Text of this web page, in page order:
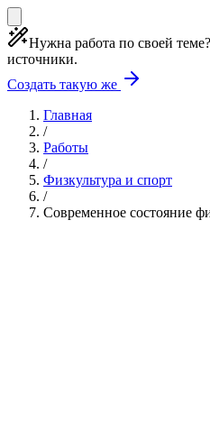
Нужна работа по своей теме?
источники.
Создать такую же
Главная
/
Работы
/
Физкультура и спорт
/
Современное состояние